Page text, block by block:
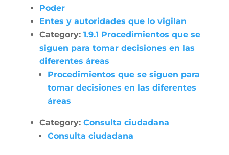
Poder
Entes y autoridades que lo vigilan
Category: 1.9.1 Procedimientos que se
siguen para tomar decisiones en las
diferentes áreas
Procedimientos que se siguen para
tomar decisiones en las diferentes
áreas
Category: Consulta ciudadana
Consulta ciudadana